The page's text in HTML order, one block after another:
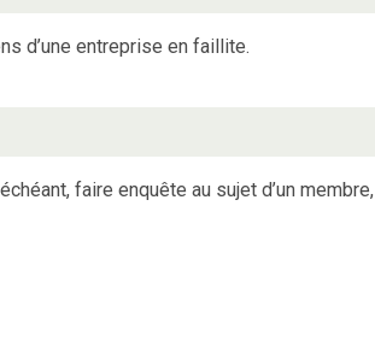
d’une entreprise en faillite.
faire enquête au sujet d’un membre,